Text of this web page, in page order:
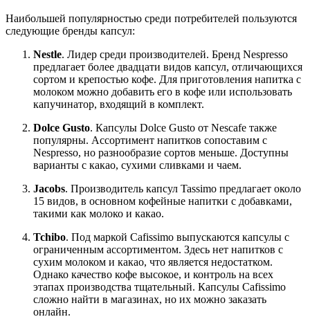
Наибольшей популярностью среди потребителей пользуются
следующие бренды капсул:
Nestle. Лидер среди производителей. Бренд Nespresso
предлагает более двадцати видов капсул, отличающихся
сортом и крепостью кофе. Для приготовления напитка с
молоком можно добавить его в кофе или использовать
капучинатор, входящий в комплект.
Dolce Gusto. Капсулы Dolce Gusto от Nescafe также
популярны. Ассортимент напитков сопоставим с
Nespresso, но разнообразие сортов меньше. Доступны
варианты с какао, сухими сливками и чаем.
Jacobs. Производитель капсул Tassimo предлагает около
15 видов, в основном кофейные напитки с добавками,
такими как молоко и какао.
Tchibo. Под маркой Cafissimo выпускаются капсулы с
ограниченным ассортиментом. Здесь нет напитков с
сухим молоком и какао, что является недостатком.
Однако качество кофе высокое, и контроль на всех
этапах производства тщательный. Капсулы Cafissimo
сложно найти в магазинах, но их можно заказать
онлайн.